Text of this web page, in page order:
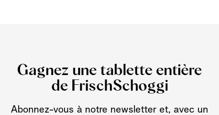
Gagnez une tablette entière
de FrischSchoggi
Abonnez-vous à notre newsletter et, avec un